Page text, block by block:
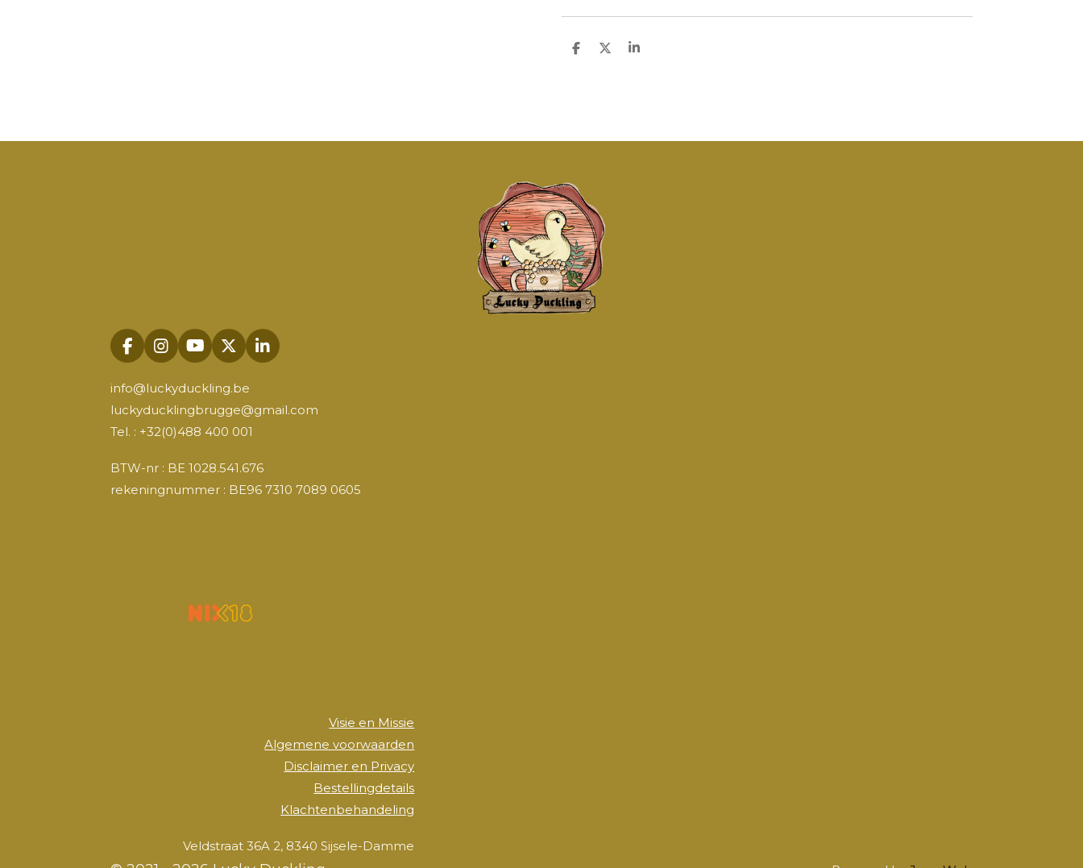
D
D
S
F
a
c
b
o
k
I
n
s
a
g
m
Y
o
u
u
b
X
L
i
e
n
info@luckyduckling.be
luckyducklingbrugge@gmail.com
Tel. : +32(0)488 400 001
BTW-nr : BE 1028.541.676
rekeningnummer : BE96 7310 7089 0605
Visie en Missie
Algemene voorwaarden
Disclaimer en Privacy
Bestellingdetails
Klachtenbehandeling
Veldstraat 36A 2, 8340 Sijsele-Damme